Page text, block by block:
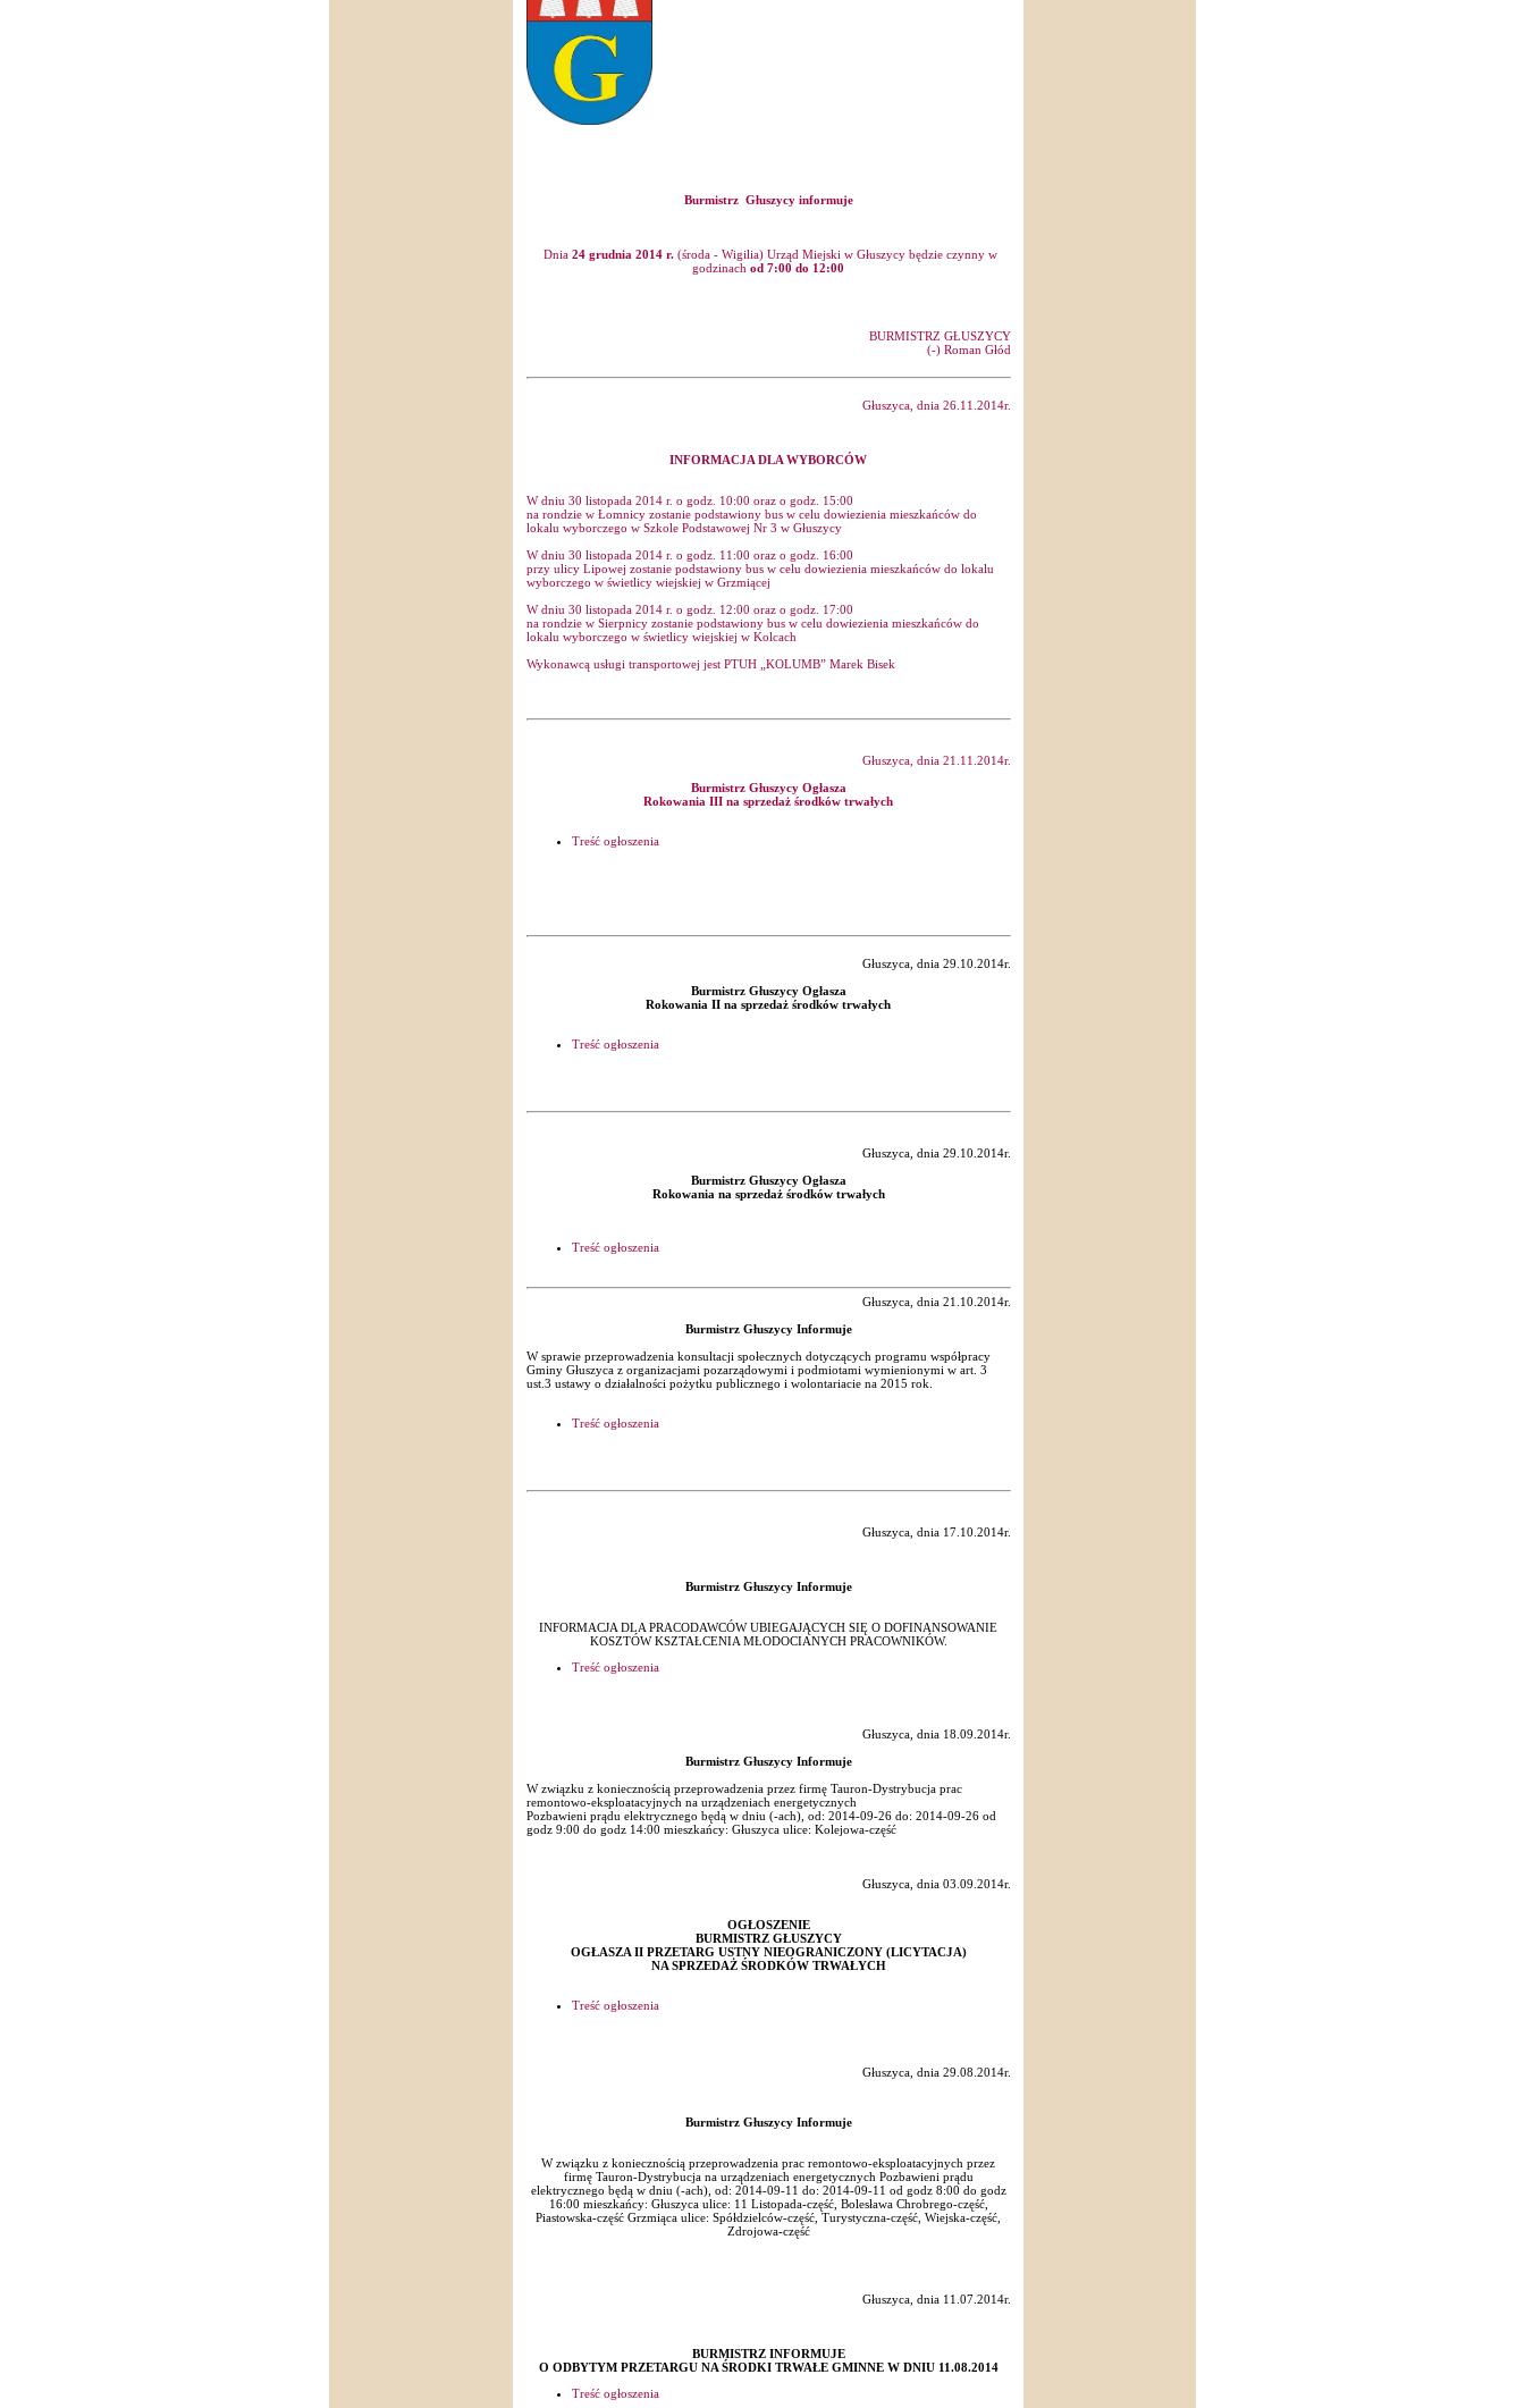
Burmistrz Głuszycy informuje
Dnia 24 grudnia 2014 r.(środa - Wigilia) Urząd Miejski w Głuszycy będzie czynny w
godzinach od 7:00 do 12:00
BURMISTRZ GŁUSZYCY
(-) Roman Głód
Głuszyca, dnia 26.11.2014r.
INFORMACJA DLA WYBORCÓW
W dniu 30 listopada 2014 r. o godz. 10:00 oraz o godz. 15:00
na rondzie w Łomnicy zostanie podstawiony bus w celu dowiezienia mieszkańców do
lokalu wyborczego w Szkole Podstawowej Nr 3 w Głuszycy
W dniu 30 listopada 2014 r. o godz. 11:00 oraz o godz. 16:00
przy ulicy Lipowej zostanie podstawiony bus w celu dowiezienia mieszkańców do lokalu
wyborczego w świetlicy wiejskiej w Grzmiącej
W dniu 30 listopada 2014 r. o godz. 12:00 oraz o godz. 17:00
na rondzie w Sierpnicy zostanie podstawiony bus w celu dowiezienia mieszkańców do
lokalu wyborczego w świetlicy wiejskiej w Kolcach
Wykonawcą usługi transportowej jest PTUH „KOLUMB” Marek Bisek
Głuszyca, dnia 21.11.2014r.
Burmistrz Głuszycy Ogłasza
Rokowania III na sprzedaż środków trwałych
Treść ogłoszenia
Głuszyca, dnia 29.10.2014r.
Burmistrz Głuszycy Ogłasza
Rokowania II na sprzedaż środków trwałych
Treść ogłoszenia
Głuszyca, dnia 29.10.2014r.
Burmistrz Głuszycy Ogłasza
Rokowania na sprzedaż środków trwałych
Treść ogłoszenia
Głuszyca, dnia 21.10.2014r.
Burmistrz Głuszycy Informuje
W sprawie przeprowadzenia konsultacji społecznych dotyczących programu współpracy
Gminy Głuszyca z organizacjami pozarządowymi i podmiotami wymienionymi w art. 3
ust.3 ustawy o działalności pożytku publicznego i wolontariacie na 2015 rok.
Treść ogłoszenia
Głuszyca, dnia 17.10.2014r.
Burmistrz Głuszycy Informuje
INFORMACJA DLA PRACODAWCÓW UBIEGAJĄCYCH SIĘ O DOFINANSOWANIE
KOSZTÓW KSZTAŁCENIA MŁODOCIANYCH PRACOWNIKÓW.
Treść ogłoszenia
Głuszyca, dnia 18.09.2014r.
Burmistrz Głuszycy Informuje
W związku z koniecznością przeprowadzenia przez firmę Tauron-Dystrybucja prac
remontowo-eksploatacyjnych na urządzeniach energetycznych
Pozbawieni prądu elektrycznego będą w dniu (-ach), od: 2014-09-26 do: 2014-09-26 od
godz 9:00 do godz 14:00 mieszkańcy: Głuszyca ulice: Kolejowa-część
Głuszyca, dnia 03.09.2014r.
OGŁOSZENIE
BURMISTRZ GŁUSZYCY
OGŁASZA II PRZETARG USTNY NIEOGRANICZONY (LICYTACJA)
NA SPRZEDAŻ ŚRODKÓW TRWAŁYCH
Treść ogłoszenia
Głuszyca, dnia 29.08.2014r.
Burmistrz Głuszycy Informuje
W związku z koniecznością przeprowadzenia prac remontowo-eksploatacyjnych przez
firmę Tauron-Dystrybucja na urządzeniach energetycznych Pozbawieni prądu
elektrycznego będą w dniu (-ach), od: 2014-09-11 do: 2014-09-11 od godz 8:00 do godz
16:00 mieszkańcy: Głuszyca ulice: 11 Listopada-część, Bolesława Chrobrego-część,
Piastowska-część Grzmiąca ulice: Spółdzielców-część, Turystyczna-część, Wiejska-część,
Zdrojowa-część
Głuszyca, dnia 11.07.2014r.
BURMISTRZ INFORMUJE
O ODBYTYM PRZETARGU NA ŚRODKI TRWAŁE GMINNE W DNIU 11.08.2014
Treść ogłoszenia